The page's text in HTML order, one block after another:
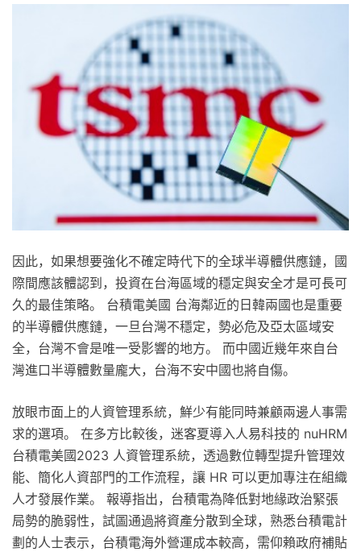
因此，如果想要強化不確定時代下的全球半導體供應鏈，國
際間應該體認到，投資在台海區域的穩定與安全才是可長可
久的最佳策略。 台積電美國 台海鄰近的日韓兩國也是重要
的半導體供應鏈，一旦台灣不穩定，勢必危及亞太區域安
全，台灣不會是唯一受影響的地方。 而中國近幾年來自台
灣進口半導體數量龐大，台海不安中國也將自傷。
放眼市面上的人資管理系統，鮮少有能同時兼顧兩邊人事需
求的選項。 在多方比較後，迷客夏導入人易科技的 nuHRM
台積電美國2023 人資管理系統，透過數位轉型提升管理效
能、簡化人資部門的工作流程，讓 HR 可以更加專注在組織
人才發展作業。 報導指出，台積電為降低對地緣政治緊張
局勢的脆弱性，試圖通過將資產分散到全球，熟悉台積電計
劃的人士表示，台積電海外營運成本較高，需仰賴政府補貼